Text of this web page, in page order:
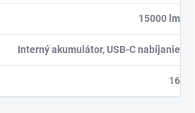
15000 lm
Interný akumulátor, USB-C nabíjanie
16